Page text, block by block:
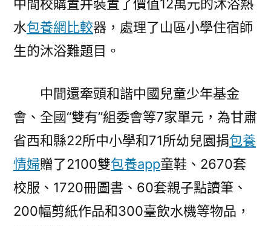
中間校購置并裝置了價值12萬元的沐浴熱
水包養網比較器，處理了山區小學住宿師
生的沐浴難題目。
中間還牽頭和諧中國兒童少年基金
會、全國“雙有”組委會等7家單元，為甘肅
省西和縣22所中小學和71所幼兒園捐包養
情婦贈了2100雙包養app童鞋、2670套
校服、1720冊圖書、60套親子點讀筆、
200幅剪紙作品和300臺飲水機等物品，